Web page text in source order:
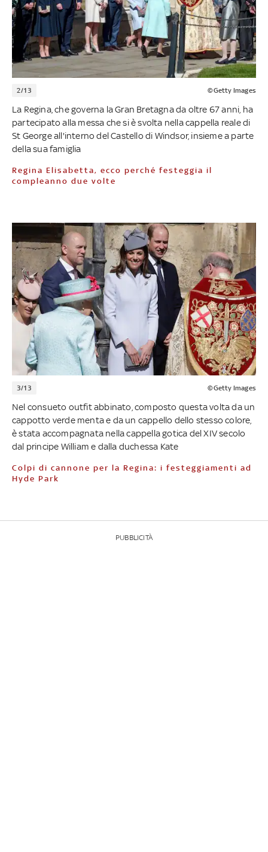
2/13 ©Getty Images
La Regina, che governa la Gran Bretagna da oltre 67 anni, ha
partecipato alla messa che si è svolta nella cappella reale di
St George all'interno del Castello di Windsor, insieme a parte
della sua famiglia
Regina Elisabetta, ecco perché festeggia il
compleanno due volte
3/13 ©Getty Images
Nel consueto outfit abbinato, composto questa volta da un
cappotto verde menta e da un cappello dello stesso colore,
è stata accompagnata nella cappella gotica del XIV secolo
dal principe William e dalla duchessa Kate
Colpi di cannone per la Regina: i festeggiamenti ad
Hyde Park
PUBBLICITÀ